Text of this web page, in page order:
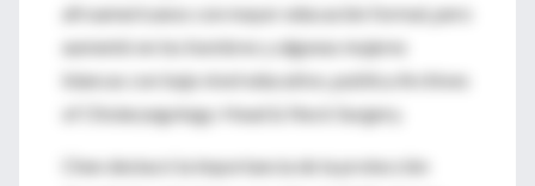
afroamericanos con mayor educación formal, pero
aumentó en los hombres y algunas mujeres
blancas con bajo nivel educativo, publica Archives
of Otolaryngology-Head & Neck Surgery.
Chen destacó la importancia de la protección